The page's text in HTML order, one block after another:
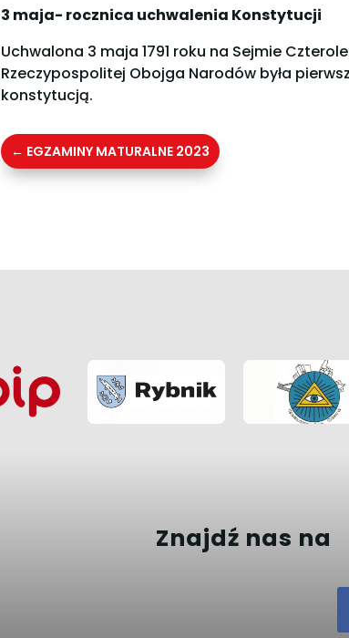
3 maja- rocznica uchwalenia Konstytucji
Uchwalona 3 maja 1791 roku na Sejmie
Rzeczypospolitej Obojga Narodów była
konstytucją.
← EGZAMINY MATURALNE 2023
Znajdź nas na